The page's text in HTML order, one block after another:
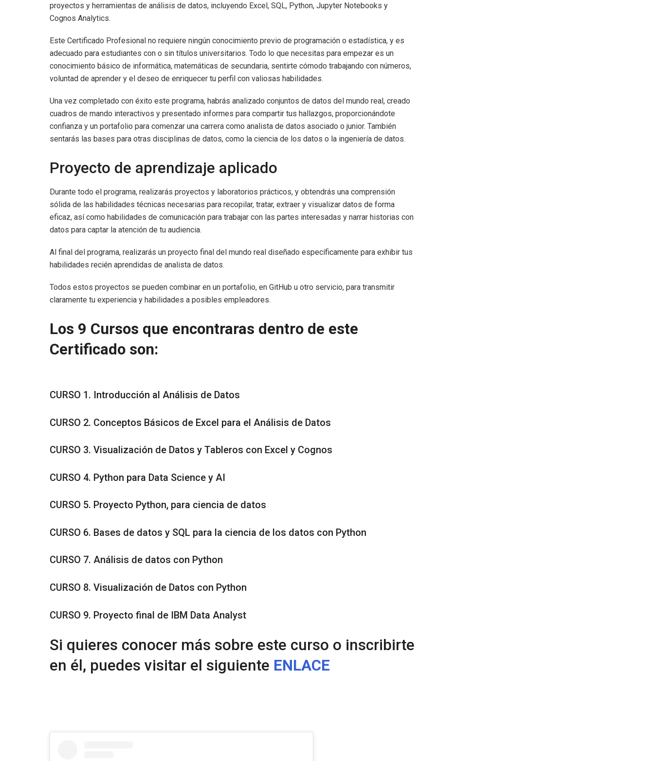
proyectos y herramientas de análisis de datos, incluyendo Excel, SQL, Python, Jupyter Notebooks y
Cognos Analytics.
Este Certificado Profesional no requiere ningún conocimiento previo de programación o estadística, y es
adecuado para estudiantes con o sin títulos universitarios. Todo lo que necesitas para empezar es un
conocimiento básico de informática, matemáticas de secundaria, sentirte cómodo trabajando con números,
voluntad de aprender y el deseo de enriquecer tu perfil con valiosas habilidades.
Una vez completado con éxito este programa, habrás analizado conjuntos de datos del mundo real, creado
cuadros de mando interactivos y presentado informes para compartir tus hallazgos, proporcionándote
confianza y un portafolio para comenzar una carrera como analista de datos asociado o junior. También
sentarás las bases para otras disciplinas de datos, como la ciencia de los datos o la ingeniería de datos.
Proyecto de aprendizaje aplicado
Durante todo el programa, realizarás proyectos y laboratorios prácticos, y obtendrás una comprensión
sólida de las habilidades técnicas necesarias para recopilar, tratar, extraer y visualizar datos de forma
eficaz, así como habilidades de comunicación para trabajar con las partes interesadas y narrar historias con
datos para captar la atención de tu audiencia.
Al final del programa, realizarás un proyecto final del mundo real diseñado específicamente para exhibir tus
habilidades recién aprendidas de analista de datos.
Todos estos proyectos se pueden combinar en un portafolio, en GitHub u otro servicio, para transmitir
claramente tu experiencia y habilidades a posibles empleadores.
Los 9 Cursos que encontraras dentro de este
Certificado son:
CURSO 1. Introducción al Análisis de Datos
CURSO 2. Conceptos Básicos de Excel para el Análisis de Datos
CURSO 3. Visualización de Datos y Tableros con Excel y Cognos
CURSO 4. Python para Data Science y AI
CURSO 5. Proyecto Python, para ciencia de datos
CURSO 6. Bases de datos y SQL para la ciencia de los datos con Python
CURSO 7. Análisis de datos con Python
CURSO 8. Visualización de Datos con Python
CURSO 9. Proyecto final de IBM Data Analyst
Si quieres conocer más sobre este curso o inscribirte
en él, puedes visitar el siguiente ENLACE